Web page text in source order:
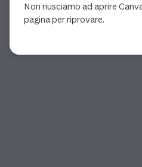
Non riusciamo ad aprire
pagina per riprovare.